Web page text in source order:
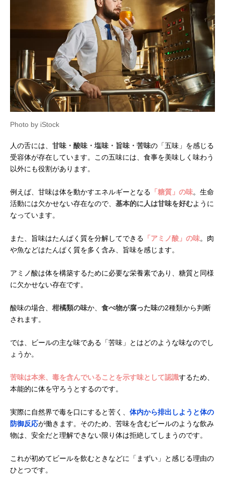
Photo by iStock
人の舌には、 甘味・酸味・塩味・旨味・苦味の「五味」を感じる
受容体が存在しています。この五味には、食事を美味しく味わう
以外にも役割があります。
例えば、甘味は体を動かすエネルギーとなる 「糖質」の味。生命
活動には欠かせない存在なので、 基本的に人は甘味を好むように
なっています。
また、旨味はたんぱく質を分解してできる 「アミノ酸」の味。肉
や魚などはたんぱく質を多く含み、旨味を感じます。
アミノ酸は体を構築するために必要な栄養素であり、糖質と同様
に欠かせない存在です。
酸味の場合、 柑橘類の味か、 食べ物が腐った味の2種類から判断
されます。
では、ビールの主な味である「苦味」とはどのような味なのでし
ょうか。
苦味は本来、毒を含んでいることを示す味として認識するため、
本能的に体を守ろうとするのです。
実際に自然界で毒を口にすると苦く、 体内から排出しようと体の
防御反応が働きます。そのため、苦味を含むビールのような飲み
物は、安全だと理解できない限り体は拒絶してしまうのです。
これが初めてビールを飲むときなどに「まずい」と感じる理由の
ひとつです。